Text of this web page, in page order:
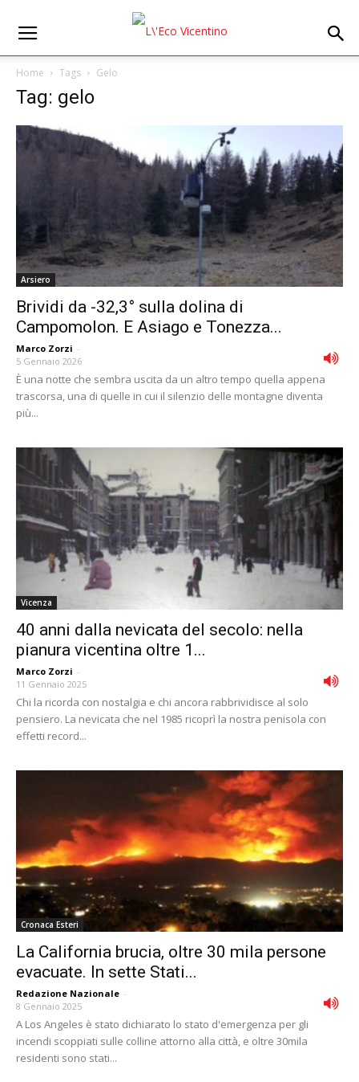
Home Tags Gelo
Tag: gelo
Arsiero
Brividi da -32,3° sulla dolina di
Campomolon. E Asiago e Tonezza...
Marco Zorzi -
5 Gennaio 2026
È una notte che sembra uscita da un altro tempo quella appena
trascorsa, una di quelle in cui il silenzio delle montagne diventa
più...
Vicenza
40 anni dalla nevicata del secolo: nella
pianura vicentina oltre 1...
Marco Zorzi -
11 Gennaio 2025
Chi la ricorda con nostalgia e chi ancora rabbrividisce al solo
pensiero. La nevicata che nel 1985 ricoprì la nostra penisola con
effetti record...
Cronaca Esteri
La California brucia, oltre 30 mila persone
evacuate. In sette Stati...
Redazione Nazionale -
8 Gennaio 2025
A Los Angeles è stato dichiarato lo stato d'emergenza per gli
incendi scoppiati sulle colline attorno alla città, e oltre 30mila
residenti sono stati...